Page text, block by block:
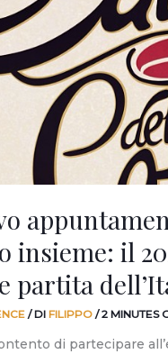
insieme: il
partita
/ DI FILIPPO /2 MINUTES
di partecipare